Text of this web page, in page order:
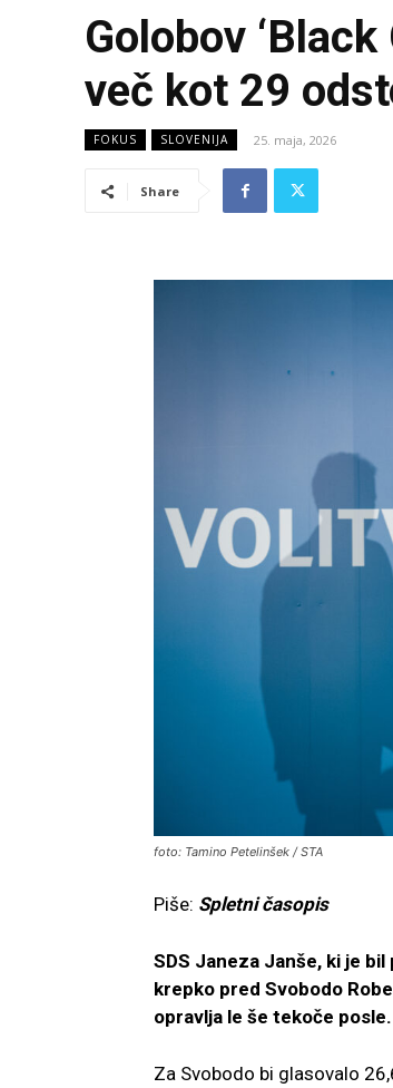
Golobov
več kot 29
FOKUS SLOVENIJA 25. maja, 2026
Share
foto: Tamino Petelinšek / STA
Piše: Spletni časopis
SDS Janeza Janše, ki je
krepko pred Svobodo
opravlja le še tekoče posle.
Za Svobodo bi glasovalo